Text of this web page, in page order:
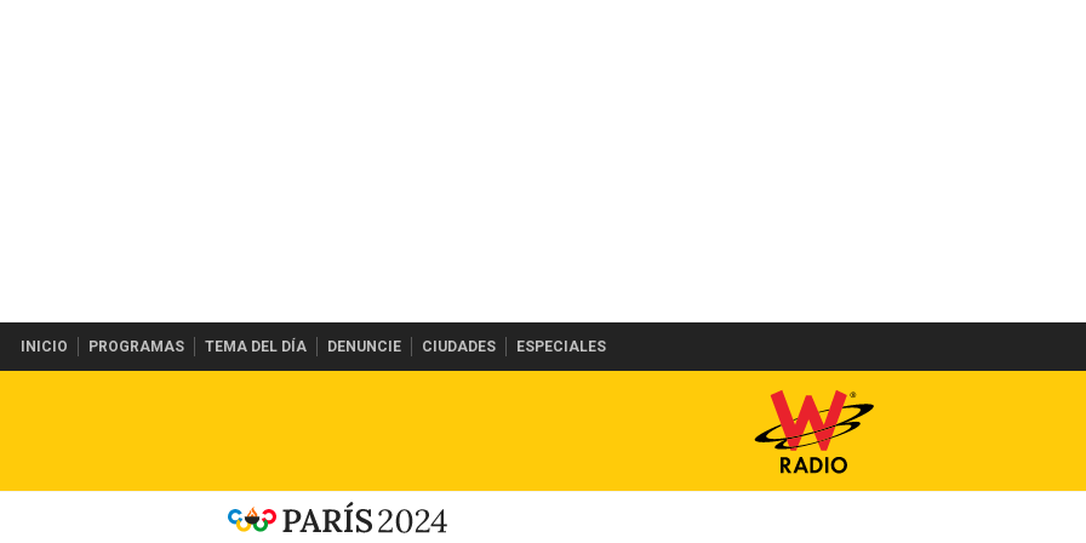
INICIO PROGRAMAS TEMA DEL DÍA DENUNCIE CIUDADES ESPECIALES